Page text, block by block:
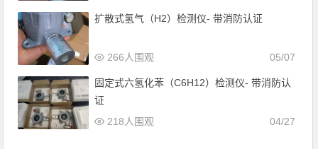
扩散式氢气（H2）检测仪- 带消防认证
05/07
266人围观
固定式六氢化苯（C6H12）检测仪- 带消防认
证
04/27
218人围观